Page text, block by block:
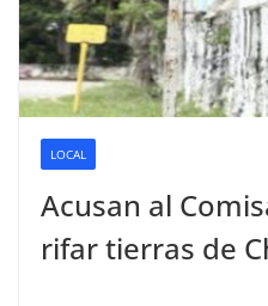
LOCAL
Acusan al
rifar tierras de